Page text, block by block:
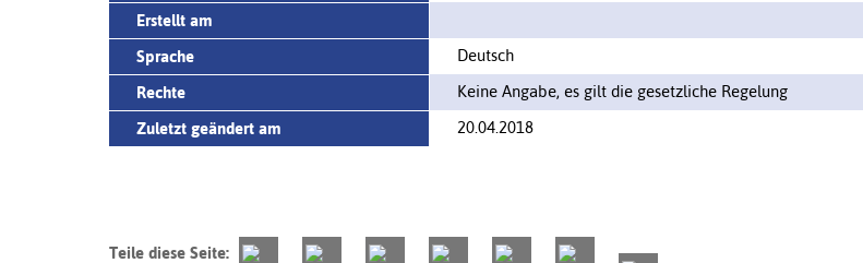
Erstellt am
Sprache
Deutsch
Rechte
Keine Angabe, es gilt die gesetzliche Regelung
Zuletzt geändert am
20.04.2018
Teile diese Seite: